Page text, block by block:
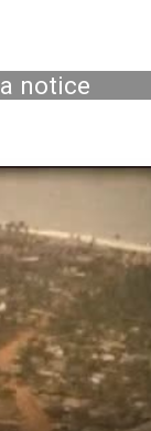
notice